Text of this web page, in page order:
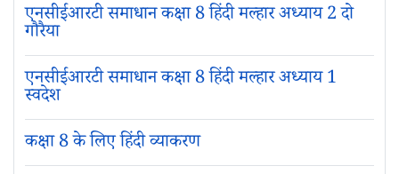
एनसीईआरटी समाधान कक्षा 8 हिंदी मल्हार अध्याय 2 दो
गौरैया
एनसीईआरटी समाधान कक्षा 8 हिंदी मल्हार अध्याय 1
स्वदेश
कक्षा 8 के लिए हिंदी व्याकरण